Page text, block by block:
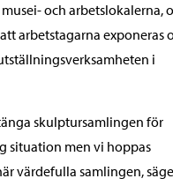
och arbetslokalerna,
arbetstagarna exponeras
i
skulptursamlingen för
situation men vi hoppas
värdefulla samlingen,